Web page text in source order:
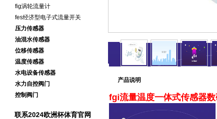
fig涡轮流量计
fes经济型电子式流量开关
压力传感器
油混水传感器
位移传感器
温度传感器
水电设备传感器
水力自控阀门
控制阀门
联系2024欧洲杯体育官网
产品说明
fgi流量温度一体式传感器